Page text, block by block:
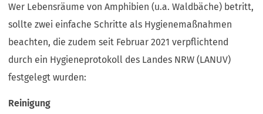
Wer Lebensräume von Amphibien (u.a. Waldbäche) betritt,
sollte zwei einfache Schritte als Hygienemaßnahmen
beachten, die zudem seit Februar 2021 verpflichtend
durch ein Hygieneprotokoll des Landes NRW (LANUV)
festgelegt wurden:
Reinigung